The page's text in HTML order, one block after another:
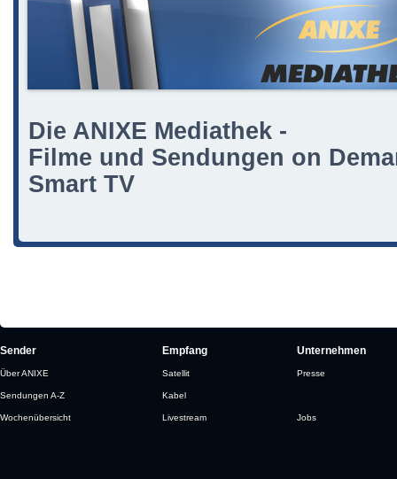
Die ANIXE Mediathek -
Filme und Sendungen on
Smart TV
Sender Empfang Unternehmen
Über ANIXE Satellit Presse
Sendungen A-Z Kabel
Wochenübersicht Livestream Jobs